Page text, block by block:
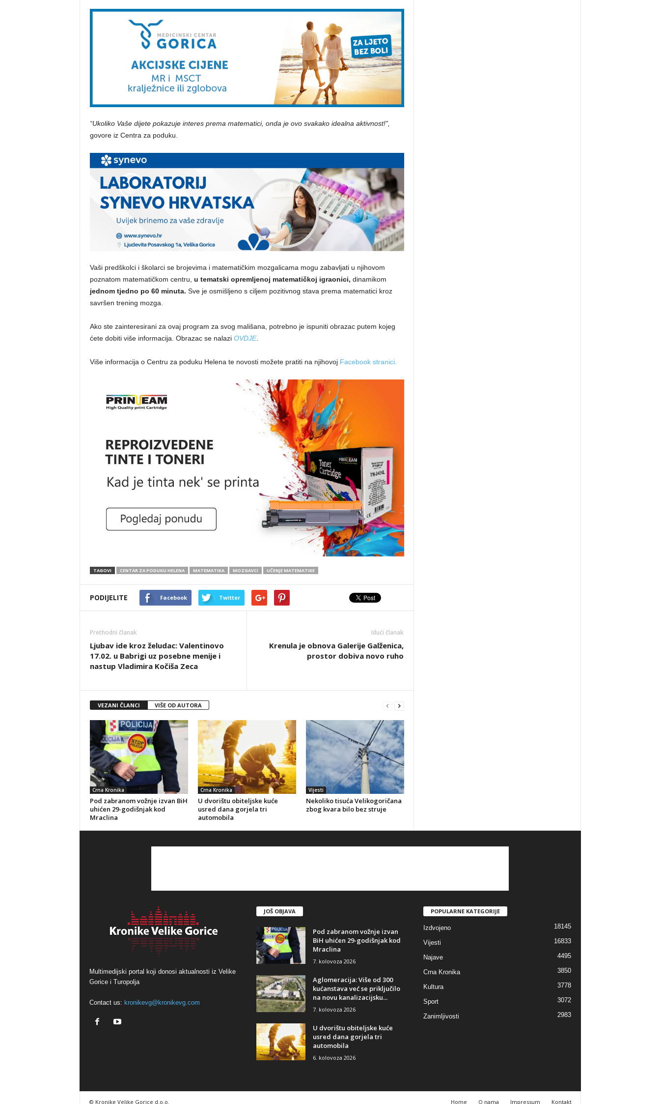
“Ukoliko Vaše dijete pokazuje interes prema matematici, onda je ovo svakako idealna aktivnost!”,
govore iz Centra za poduku.
Vaši predškolci i školarci se brojevima i matematičkim mozgalicama mogu zabavljati u njihovom
poznatom matematičkom centru, u tematski opremljenoj matematičkoj igraonici, dinamikom
jednom tjedno po 60 minuta. Sve je osmišljeno s ciljem pozitivnog stava prema matematici kroz
savršen trening mozga.
Ako ste zainteresirani za ovaj program za svog mališana, potrebno je ispuniti obrazac putem kojeg
ćete dobiti više informacija. Obrazac se nalazi OVDJE.
Više informacija o Centru za poduku Helena te novosti možete pratiti na njihovoj Facebook stranici.
TAGOVI CENTAR ZA PODUKU HELENA MATEMATIKA MOZGAVCI UČENJE MATEMATIKE
PODIJELITE Facebook Twitter
Prethodni članak
Ljubav ide kroz želudac: Valentinovo
17.02. u Babrigi uz posebne menije i
nastup Vladimira Kočiša Zeca
Idući članak
Krenula je obnova Galerije Galženica,
prostor dobiva novo ruho
VEZANI ČLANCI VIŠE OD AUTORA
Crna Kronika
Pod zabranom vožnje izvan BiH
uhićen 29-godišnjak kod
Mraclina
Crna Kronika
U dvorištu obiteljske kuće
usred dana gorjela tri
automobila
Vijesti
Nekoliko tisuća Velikogoričana
zbog kvara bilo bez struje
Multimedijski portal koji donosi aktualnosti iz Velike
Gorice i Turopolja
Contact us: kronikevg@kronikevg.com
JOŠ OBJAVA
Pod zabranom vožnje izvan
BiH uhićen 29-godišnjak kod
Mraclina
7. kolovoza 2026
Aglomeracija: Više od 300
kućanstava već se priključilo
na novu kanalizacijsku...
7. kolovoza 2026
U dvorištu obiteljske kuće
usred dana gorjela tri
automobila
6. kolovoza 2026
POPULARNE KATEGORIJE
Izdvojeno 18145
Vijesti 16833
Najave 4495
Crna Kronika 3850
Kultura 3778
Sport 3072
Zanimljivosti 2983
Home O nama Impressum Kontakt
© Kronike Velike Gorice d.o.o.